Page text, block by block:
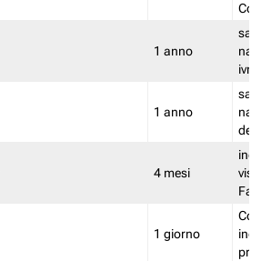
Convy
1 anno
salva
ivr
1 anno
salva
del
4 mesi
1 giorno